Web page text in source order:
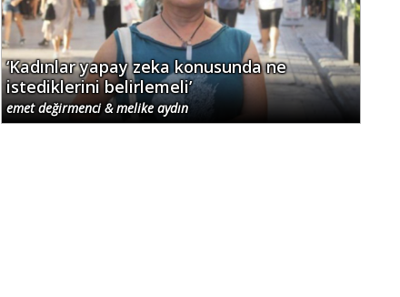
‘Kadınlar yapay zeka konusunda ne
istediklerini belirlemeli’
emet değirmenci & melike aydın